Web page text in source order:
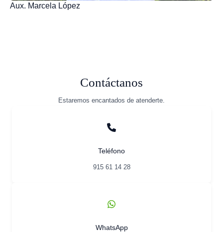
Aux. Marcela López
Contáctanos
Estaremos encantados de atenderte.
Teléfono
915 61 14 28
WhatsApp